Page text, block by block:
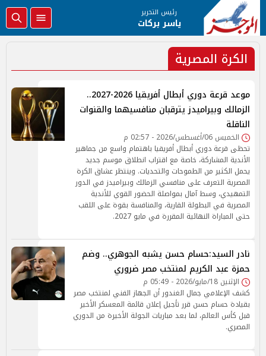
رئيس التحرير
ياسر بركات
الكرة المصرية
موعد قرعة دوري أبطال أفريقيا 2026-2027..
الزمالك وبيراميدز يترقبان منافسيهما والقنوات
الناقلة
الخميس 06/أغسطس/2026 - 02:57 م
تحظى قرعة دوري أبطال أفريقيا باهتمام واسع من جماهير
الأندية المشاركة، خاصة مع اقتراب انطلاق موسم جديد
يحمل الكثير من الطموحات والتحديات. وينتظر عشاق الكرة
المصرية التعرف على منافسي الزمالك وبيراميدز في الدور
التمهيدي، وسط آمال بمواصلة الحضور القوي للأندية
المصرية في البطولة القارية، والمنافسة بقوة على اللقب
حتى المباراة النهائية المقررة في مايو 2027.
نادر السيد:حسام حسن يشبه الجوهري.. وضم
حمزة عبد الكريم لمنتخب مصر ضروري
الإثنين 18/مايو/2026 - 05:49 م
كشف الإعلامي جمال الغندور أن الجهاز الفني لمنتخب مصر
بقيادة حسام حسن قرر تأجيل إعلان قائمة المعسكر الأخير
قبل كأس العالم، لما بعد مباريات الجولة الأخيرة من الدوري
المصري.